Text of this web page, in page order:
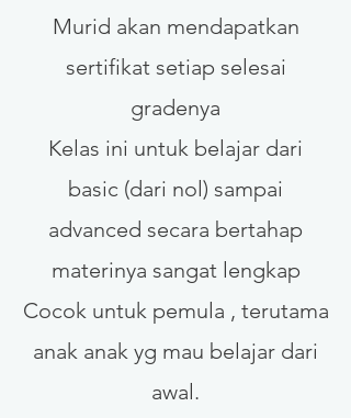
Murid akan mendapatkan
sertifikat setiap selesai
gradenya
Kelas ini untuk belajar dari
basic (dari nol) sampai
advanced secara bertahap
materinya sangat lengkap
Cocok untuk pemula , terutama
anak anak yg mau belajar dari
awal.